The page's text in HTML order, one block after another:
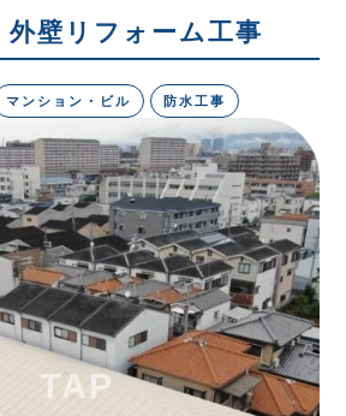
外壁リフォーム工事
マンション・ビル 防水工事